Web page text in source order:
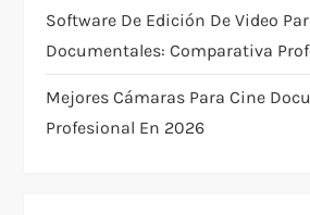
Software De Edición De Video
Documentales: Comparativa
Mejores Cámaras Para Cine
Profesional En 2026